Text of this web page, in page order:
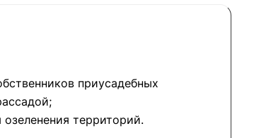
приусадебных
территорий.